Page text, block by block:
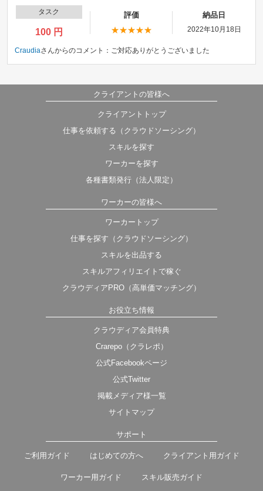
タスク
100 円
評価 納品日
2022年10月18日
Craudiaさんからのコメント： ご対応ありがとうございました
クライアントの皆様へ
クライアントトップ
仕事を依頼する（クラウドソーシング）
スキルを探す
ワーカーを探す
各種書類発行（法人限定）
ワーカーの皆様へ
ワーカートップ
仕事を探す（クラウドソーシング）
スキルを出品する
スキルアフィリエイトで稼ぐ
クラウディアPRO（高単価マッチング）
お役立ち情報
クラウディア会員特典
Crarepo（クラレポ）
公式Facebookページ
公式Twitter
掲載メディア様一覧
サイトマップ
サポート
ご利用ガイド はじめての方へ クライアント用ガイド
ワーカー用ガイド スキル販売ガイド